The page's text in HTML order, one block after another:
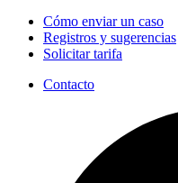
Cómo enviar un caso
Registros y sugerencias
Solicitar tarifa
Contacto